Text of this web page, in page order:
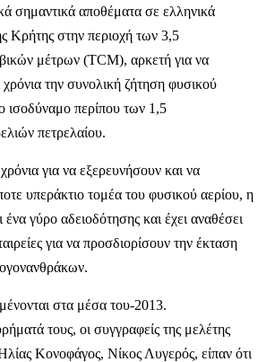
σημαντικά αποθέματα σε ελληνικά
Κρήτης στην περιοχή των 3,5
μέτρων (TCM), αρκετή για να
την συνολική ζήτηση φυσικού
ισοδύναμο περίπου των 1,5
πετρελαίου.
για να εξερευνήσουν και να
υπεράκτιο τομέα του φυσικού αερίου, η
ένα γύρο αδειοδότησης και έχει αναθέσει
για να προσδιορίσουν την έκταση
στα μέσα του-2013.
τους, οι συγγραφείς της μελέτης
Κονοφάγος, Νίκος Λυγερός, είπαν ότι